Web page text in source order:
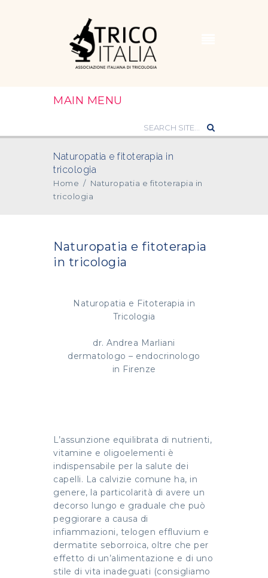
MAIN MENU
Naturopatia e fitoterapia in
tricologia
Home / Naturopatia e fitoterapia in
tricologia
Naturopatia e fitoterapia
in tricologia
Naturopatia e Fitoterapia in
Tricologia
dr. Andrea Marliani
dermatologo – endocrinologo
in Firenze
L’assunzione equilibrata di nutrienti,
vitamine e oligoelementi è
indispensabile per la salute dei
capelli. La calvizie comune ha, in
genere, la particolarità di avere un
decorso lungo e graduale che può
peggiorare a causa di
infiammazioni, telogen effluvium e
dermatite seborroica, oltre che per
effetto di un’alimentazione e di uno
stile di vita inadeguati (consigliamo